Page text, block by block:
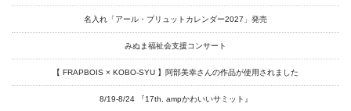
Artists
Exhibitions
Projects
名入れ「アール・ブリュットカレンダー2027」発売
みぬま福祉会支援コンサート
【 FRAPBOIS × KOBO-SYU 】阿部美幸さんの作品が使用されました
8/19-8/24 『17th. ampかわいいサミット』